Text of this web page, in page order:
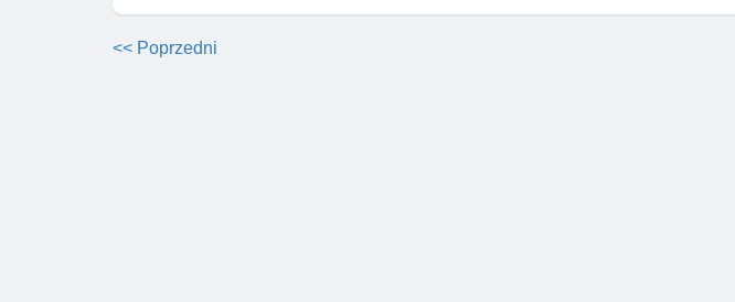
<< Poprzedni